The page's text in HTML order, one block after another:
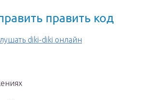
править код
diki-diki онлайн